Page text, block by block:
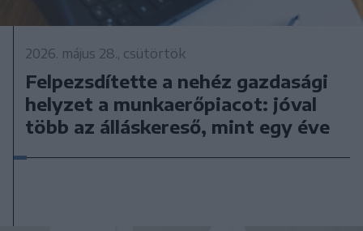
2026. május 28., csütörtök
Felpezsdítette a nehéz gazdasági
helyzet a munkaerőpiacot: jóval
több az álláskereső, mint egy éve